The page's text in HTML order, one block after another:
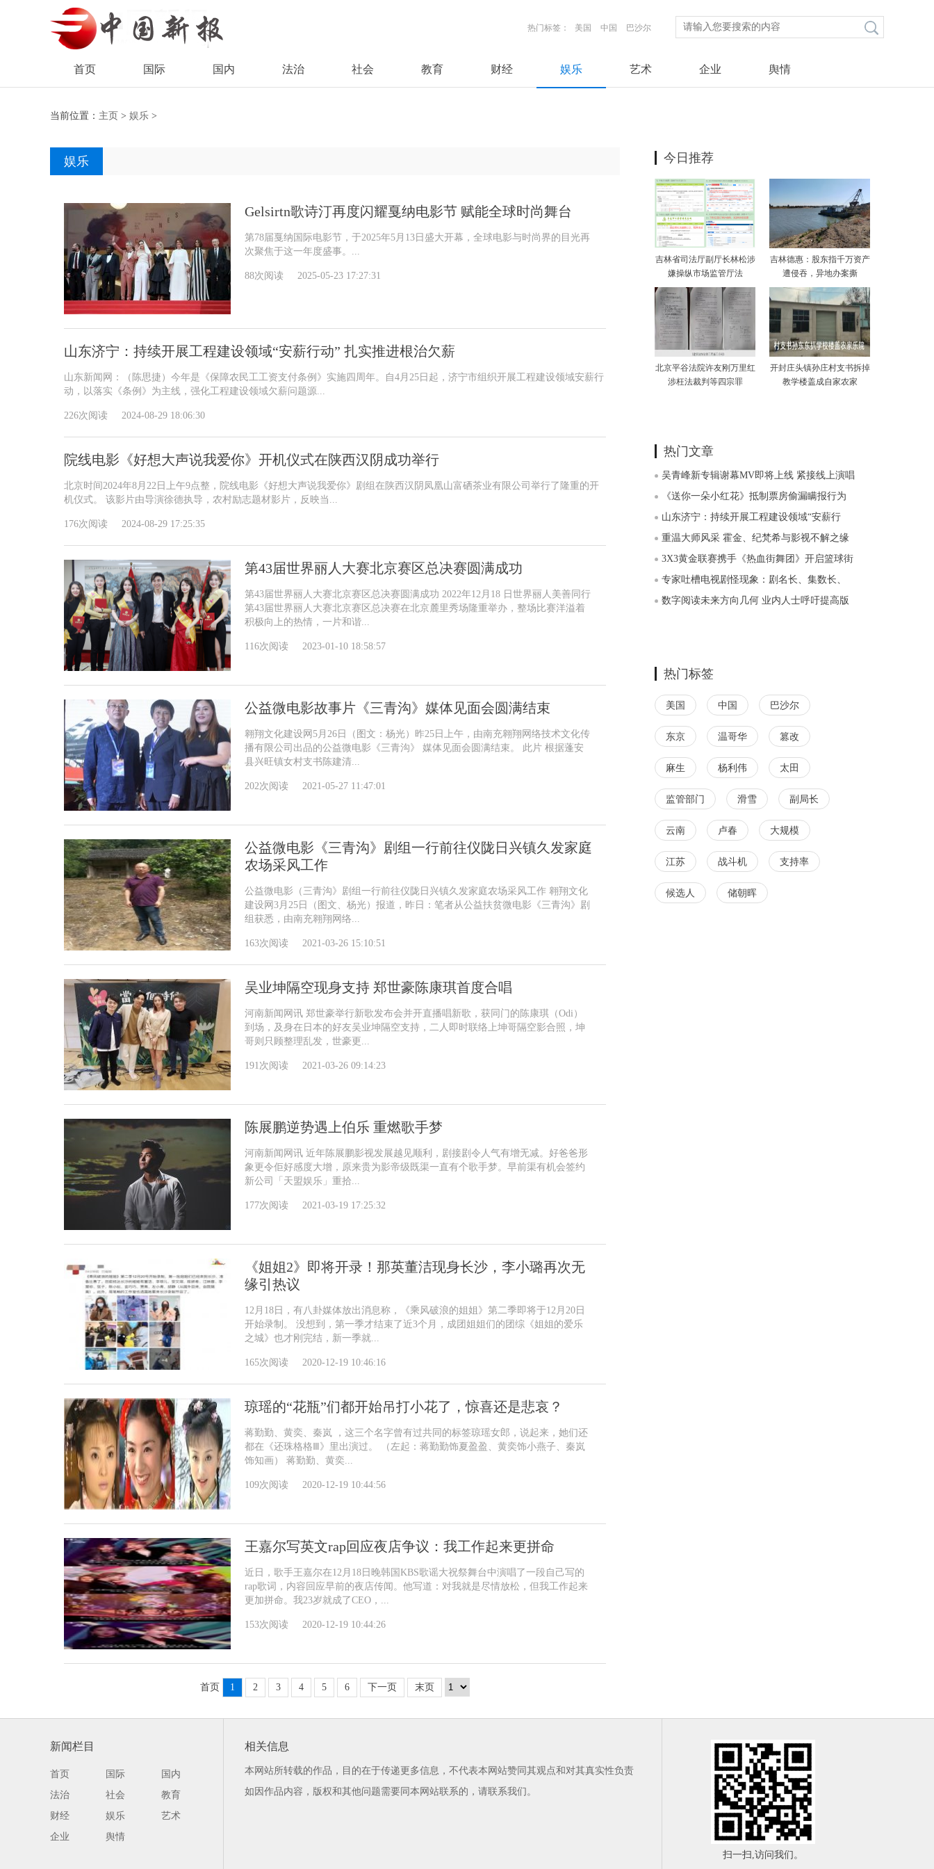
热门标签： 美国 中国 巴沙尔
首页 国际 国内 法治 社会 教育 财经 娱乐 艺术 企业 舆情
当前位置： 主页 > 娱乐 >
娱乐
Gelsirtn歌诗汀再度闪耀戛纳电影节 赋能全球时尚舞台
第78届戛纳国际电影节，于2025年5月13日盛大开幕，全球电影与时尚界的目光再
次聚焦于这一年度盛事。...
88次阅读 2025-05-23 17:27:31
山东济宁：持续开展工程建设领域“安薪行动” 扎实推进根治欠薪
山东新闻网：（陈思捷）今年是《保障农民工工资支付条例》实施四周年。自4月25日起，济宁市组织开展工程建设领域安薪行
动，以落实《条例》为主线，强化工程建设领域欠薪问题源...
226次阅读 2024-08-29 18:06:30
院线电影《好想大声说我爱你》开机仪式在陕西汉阴成功举行
北京时间2024年8月22日上午9点整，院线电影《好想大声说我爱你》剧组在陕西汉阴凤凰山富硒茶业有限公司举行了隆重的开
机仪式。 该影片由导演徐德执导，农村励志题材影片，反映当...
176次阅读 2024-08-29 17:25:35
第43届世界丽人大赛北京赛区总决赛圆满成功
第43届世界丽人大赛北京赛区总决赛圆满成功 2022年12月18 日世界丽人美善同行
第43届世界丽人大赛北京赛区总决赛在北京麓里秀场隆重举办，整场比赛洋溢着
积极向上的热情，一片和谐...
116次阅读 2023-01-10 18:58:57
公益微电影故事片《三青沟》媒体见面会圆满结束
翱翔文化建设网5月26日（图文：杨光）昨25日上午，由南充翱翔网络技术文化传
播有限公司出品的公益微电影《三青沟》 媒体见面会圆满结束。 此片 根据蓬安
县兴旺镇女村支书陈建清...
202次阅读 2021-05-27 11:47:01
公益微电影《三青沟》剧组一行前往仪陇日兴镇久发家庭
农场采风工作
公益微电影（三青沟》剧组一行前往仪陇日兴镇久发家庭农场采风工作 翱翔文化
建设网3月25日（图文、杨光）报道，昨日：笔者从公益扶贫微电影《三青沟》剧
组获悉，由南充翱翔网络...
163次阅读 2021-03-26 15:10:51
吴业坤隔空现身支持 郑世豪陈康琪首度合唱
河南新闻网讯 郑世豪举行新歌发布会并开直播唱新歌，获同门的陈康琪（Odi）
到场，及身在日本的好友吴业坤隔空支持，二人即时联络上坤哥隔空影合照，坤
哥则只顾整理乱发，世豪更...
191次阅读 2021-03-26 09:14:23
陈展鹏逆势遇上伯乐 重燃歌手梦
河南新闻网讯 近年陈展鹏影视发展越见顺利，剧接剧令人气有增无减。好爸爸形
象更令佢好感度大增，原来贵为影帝级既渠一直有个歌手梦。早前渠有机会签约
新公司「天盟娱乐」重拾...
177次阅读 2021-03-19 17:25:32
《姐姐2》即将开录！那英董洁现身长沙，李小璐再次无
缘引热议
12月18日，有八卦媒体放出消息称，《乘风破浪的姐姐》第二季即将于12月20日
开始录制。 没想到，第一季才结束了近3个月，成团姐姐们的团综《姐姐的爱乐
之城》也才刚完结，新一季就...
165次阅读 2020-12-19 10:46:16
琼瑶的“花瓶”们都开始吊打小花了，惊喜还是悲哀？
蒋勤勤、黄奕、秦岚 ，这三个名字曾有过共同的标签琼瑶女郎，说起来，她们还
都在《还珠格格Ⅲ》里出演过。 （左起：蒋勤勤饰夏盈盈、黄奕饰小燕子、秦岚
饰知画） 蒋勤勤、黄奕...
109次阅读 2020-12-19 10:44:56
王嘉尔写英文rap回应夜店争议：我工作起来更拼命
近日，歌手王嘉尔在12月18日晚韩国KBS歌谣大祝祭舞台中演唱了一段自己写的
rap歌词，内容回应早前的夜店传闻。他写道：对我就是尽情放松，但我工作起来
更加拼命。我23岁就成了CEO，...
153次阅读 2020-12-19 10:44:26
首页 1 2 3 4 5 6 下一页 末页
今日推荐
吉林省司法厅副厅长林松涉
嫌操纵市场监管厅法
吉林德惠：股东指千万资产
遭侵吞，异地办案撕
北京平谷法院许友刚万里红
涉枉法裁判等四宗罪
开封庄头镇孙庄村支书拆掉
教学楼盖成自家农家
热门文章
吴青峰新专辑谢幕MV即将上线 紧接线上演唱
《送你一朵小红花》抵制票房偷漏瞒报行为
山东济宁：持续开展工程建设领域“安薪行
重温大师风采 霍金、纪梵希与影视不解之缘
3X3黄金联赛携手《热血街舞团》开启篮球街
专家吐槽电视剧怪现象：剧名长、集数长、
数字阅读未来方向几何 业内人士呼吁提高版
热门标签
美国 中国 巴沙尔
东京 温哥华 篡改
麻生 杨利伟 太田
监管部门 滑雪 副局长
云南 卢春 大规模
江苏 战斗机 支持率
候选人 储朝晖
新闻栏目
首页 国际
国内
法治
社会
教育
财经
娱乐
艺术
企业
舆情
相关信息
本网站所转载的作品，目的在于传递更多信息，不代表本网站赞同其观点和对其真实性负责
如因作品内容，版权和其他问题需要同本网站联系的，请联系我们。
扫一扫,访问我们。